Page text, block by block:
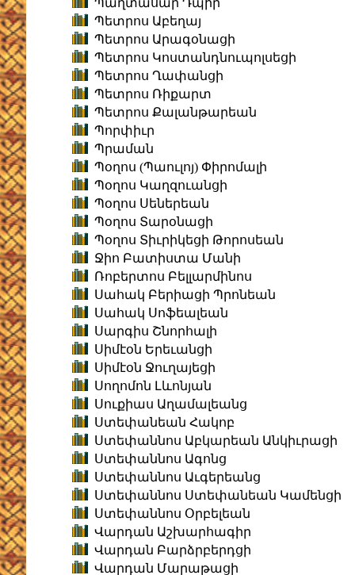
Պաղտասար Դպիր
Պետրոս Աբեղայ
Պետրոս Արագօնացի
Պետրոս Կոստանդնուպոլսեցի
Պետրոս Ղափանցի
Պետրոս Ռիքարտ
Պետրոս Քալանթարեան
Պորփիւր
Պրաման
Պօղոս (Պաուլոյ) Փիրոմալի
Պօղոս Կաղզուանցի
Պօղոս Սեներեան
Պօղոս Տարօնացի
Պօղոս Տիւրիկեցի Թորոսեան
Ջիո Բատիստա Մանի
Ռոբերտոս Բելլարմինոս
Սահակ Բերիացի Պրոնեան
Սահակ Սոֆեալեան
Սարգիս Շնորհալի
Սիմէօն Երեւանցի
Սիմէօն Ջուղայեցի
Սողոմոն Լևոնյան
Սուքիաս Աղամալեանց
Ստեփանեան Հակոբ
Ստեփաննոս Աբկարեան Անկիւրացի
Ստեփաննոս Ագոնց
Ստեփաննոս Աւգերեանց
Ստեփաննոս Ստեփանեան Կամենցի
Ստեփաննոս Օրբելեան
Վարդան Աշխարհագիր
Վարդան Բարձրբերդցի
Վարդան Մարաթացի